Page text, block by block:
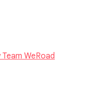
Team WeRoad